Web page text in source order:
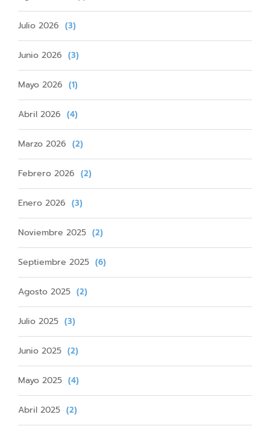
Julio 2026 (3)
Junio 2026 (3)
Mayo 2026 (1)
Abril 2026 (4)
Marzo 2026 (2)
Febrero 2026 (2)
Enero 2026 (3)
Noviembre 2025 (2)
Septiembre 2025 (6)
Agosto 2025 (2)
Julio 2025 (3)
Junio 2025 (2)
Mayo 2025 (4)
Abril 2025 (2)